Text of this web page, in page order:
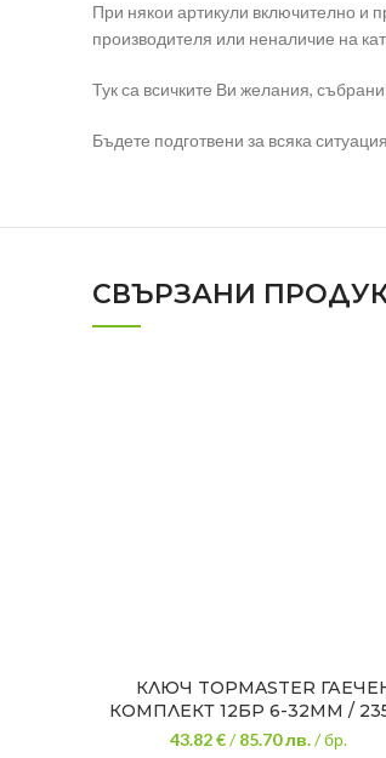
При някои артикули включително и
производителя или неналичие на
Тук са всичките Ви желания,
Бъдете подготвени за всяка
СВЪРЗАНИ
КЛЮЧ TOPMASTER
КОМПЛЕКТ 12БР 6-32MM /
43.82 €/85.70лв. / бр.